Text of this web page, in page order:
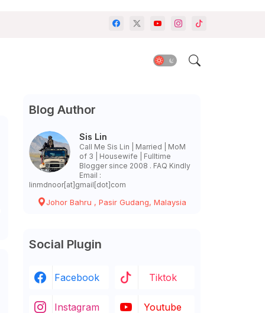
Blog Author
Sis Lin
Call Me Sis Lin | Married | MoM
of 3 | Housewife | Fulltime
Blogger since 2008 . FAQ Kindly
Email :
linmdnoor[at]gmail[dot]com
Johor Bahru , Pasir Gudang, Malaysia
Social Plugin
Facebook Tiktok
Instagram Youtube